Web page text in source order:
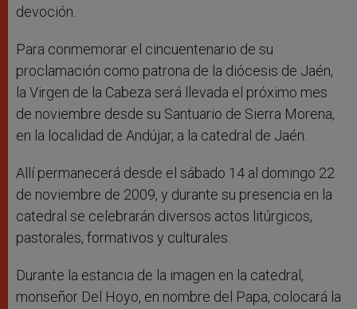
devoción.
Para conmemorar el cincuentenario de su
proclamación como patrona de la diócesis de Jaén,
la Virgen de la Cabeza será llevada el próximo mes
de noviembre desde su Santuario de Sierra Morena,
en la localidad de Andújar, a la catedral de Jaén.
Allí permanecerá desde el sábado 14 al domingo 22
de noviembre de 2009, y durante su presencia en la
catedral se celebrarán diversos actos litúrgicos,
pastorales, formativos y culturales.
Durante la estancia de la imagen en la catedral,
monseñor Del Hoyo, en nombre del Papa, colocará la